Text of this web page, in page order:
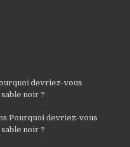
devriez-vous
noir ?
Pourquoi devriez-vous
noir ?